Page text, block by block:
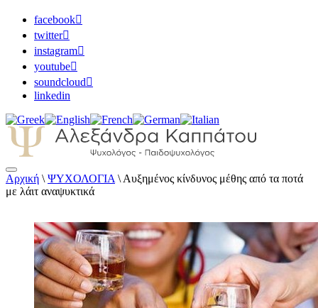
facebook
twitter
instagram
youtube
soundcloud
linkedin
Αλεξάνδρα Καππάτου Ψυχολόγος –
Παιδοψυχολόγος
Αρχική \ ΨΥΧΟΛΟΓΙΑ \ Αυξημένος κίνδυνος μέθης από τα ποτά
με λάιτ αναψυκτικά